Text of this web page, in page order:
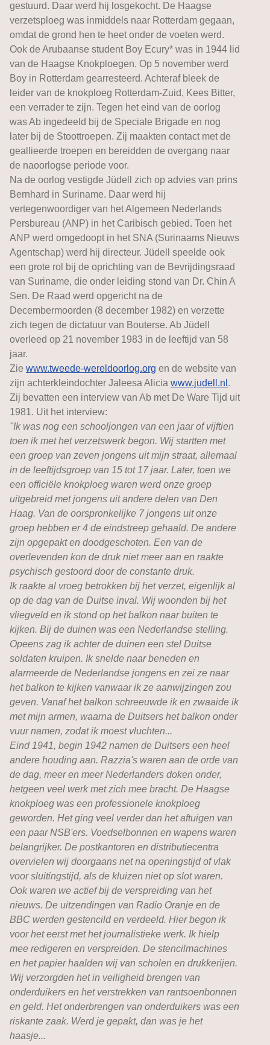
gestuurd. Daar werd hij losgekocht. De Haagse
verzetsploeg was inmiddels naar Rotterdam gegaan,
omdat de grond hen te heet onder de voeten werd.
Ook de Arubaanse student Boy Ecury* was in 1944 lid
van de Haagse Knokploegen. Op 5 november werd
Boy in Rotterdam gearresteerd. Achteraf bleek de
leider van de knokploeg Rotterdam-Zuid, Kees Bitter,
een verrader te zijn. Tegen het eind van de oorlog
was Ab ingedeeld bij de Speciale Brigade en nog
later bij de Stoottroepen. Zij maakten contact met de
geallieerde troepen en bereidden de overgang naar
de naoorlogse periode voor.
Na de oorlog vestigde Jüdell zich op advies van prins
Bernhard in Suriname. Daar werd hij
vertegenwoordiger van het Algemeen Nederlands
Persbureau (ANP) in het Caribisch gebied. Toen het
ANP werd omgedoopt in het SNA (Surinaams Nieuws
Agentschap) werd hij directeur. Jüdell speelde ook
een grote rol bij de oprichting van de Bevrijdingsraad
van Suriname, die onder leiding stond van Dr. Chin A
Sen. De Raad werd opgericht na de
Decembermoorden (8 december 1982) en verzette
zich tegen de dictatuur van Bouterse. Ab Jüdell
overleed op 21 november 1983 in de leeftijd van 58
jaar.
Zie www.tweede-wereldoorlog.org en de website van
zijn achterkleindochter Jaleesa Alicia www.judell.nl .
Zij bevatten een interview van Ab met De Ware Tijd uit
1981. Uit het interview:
"Ik was nog een schooljongen van een jaar of vijftien
toen ik met het verzetswerk begon. Wij startten met
een groep van zeven jongens uit mijn straat, allemaal
in de leeftijdsgroep van 15 tot 17 jaar. Later, toen we
een officiële knokploeg waren werd onze groep
uitgebreid met jongens uit andere delen van Den
Haag. Van de oorspronkelijke 7 jongens uit onze
groep hebben er 4 de eindstreep gehaald. De andere
zijn opgepakt en doodgeschoten. Een van de
overlevenden kon de druk niet meer aan en raakte
psychisch gestoord door de constante druk.
Ik raakte al vroeg betrokken bij het verzet, eigenlijk al
op de dag van de Duitse inval. Wij woonden bij het
vliegveld en ik stond op het balkon naar buiten te
kijken. Bij de duinen was een Nederlandse stelling.
Opeens zag ik achter de duinen een stel Duitse
soldaten kruipen. Ik snelde naar beneden en
alarmeerde de Nederlandse jongens en zei ze naar
het balkon te kijken vanwaar ik ze aanwijzingen zou
geven. Vanaf het balkon schreeuwde ik en zwaaide ik
met mijn armen, waarna de Duitsers het balkon onder
vuur namen, zodat ik moest vluchten...
Eind 1941, begin 1942 namen de Duitsers een heel
andere houding aan. Razzia's waren aan de orde van
de dag, meer en meer Nederlanders doken onder,
hetgeen veel werk met zich mee bracht. De Haagse
knokploeg was een professionele knokploeg
geworden. Het ging veel verder dan het aftuigen van
een paar NSB'ers. Voedselbonnen en wapens waren
belangrijker. De postkantoren en distributiecentra
overvielen wij doorgaans net na openingstijd of vlak
voor sluitingstijd, als de kluizen niet op slot waren.
Ook waren we actief bij de verspreiding van het
nieuws. De uitzendingen van Radio Oranje en de
BBC werden gestencild en verdeeld. Hier begon ik
voor het eerst met het journalistieke werk. Ik hielp
mee redigeren en verspreiden. De stencilmachines
en het papier haalden wij van scholen en drukkerijen.
Wij verzorgden het in veiligheid brengen van
onderduikers en het verstrekken van rantsoenbonnen
en geld. Het onderbrengen van onderduikers was een
riskante zaak. Werd je gepakt, dan was je het
haasje...